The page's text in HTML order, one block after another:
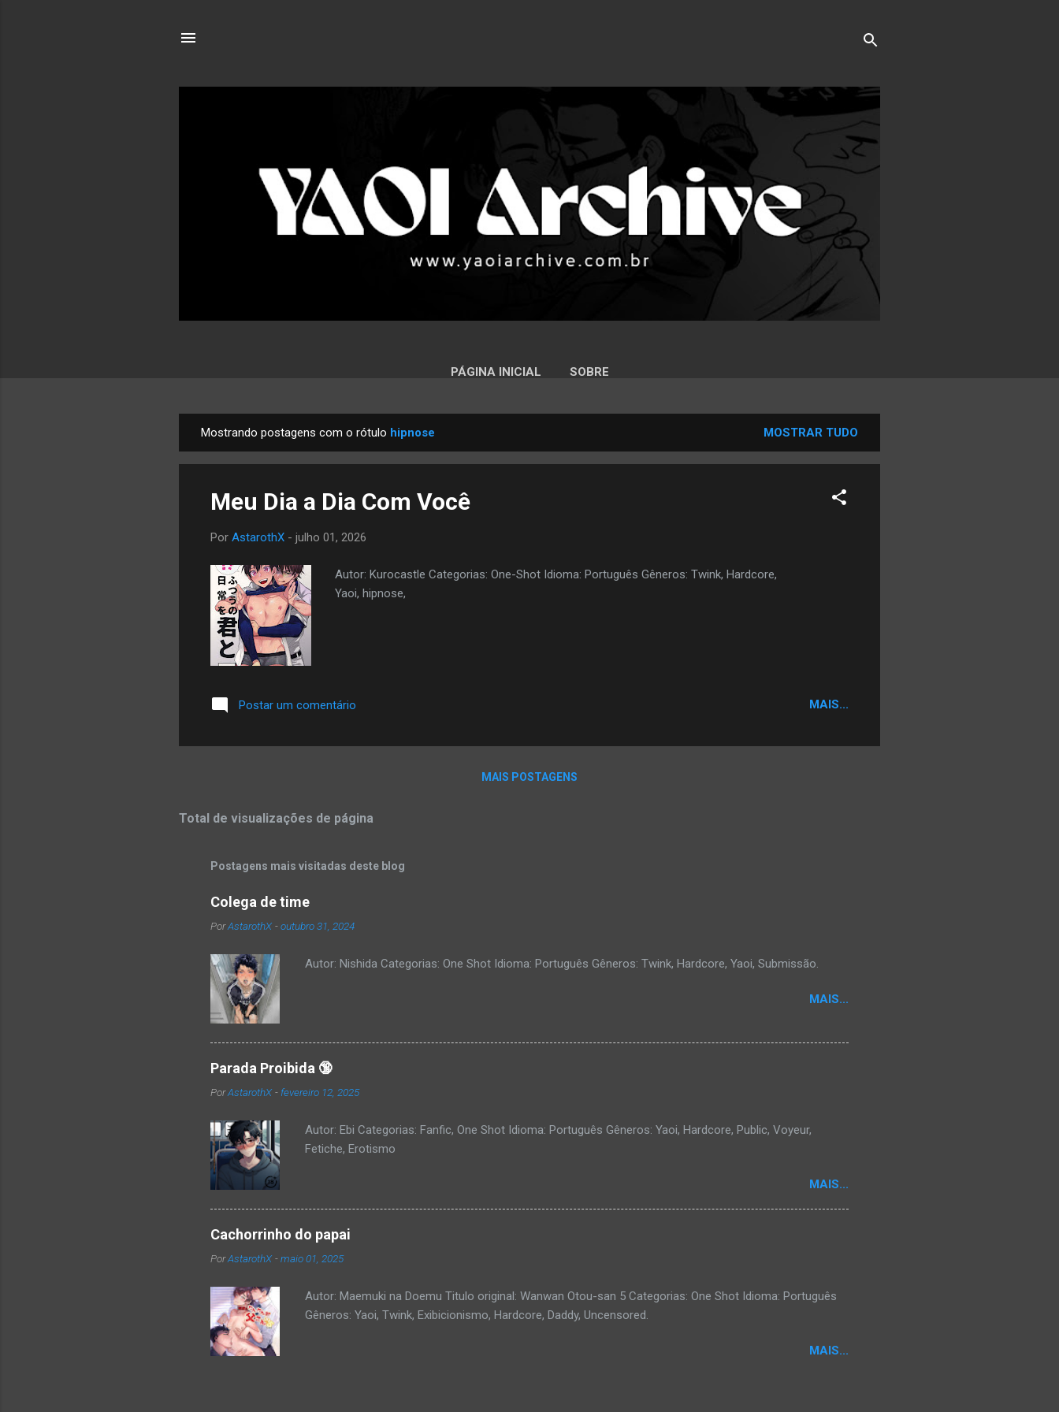
PÁGINA INICIAL SOBRE
o
Mostrando postagens com o rótulo hipnose MOSTRAR TUDO
Meu Dia a Dia Com Você
Por AstarothX - julho 01, 2026
Autor: Kurocastle Categorias: One-Shot Idioma: Português Gêneros: Twink, Hardcore,
Yaoi, hipnose,
Postar um comentário MAIS...
MAIS POSTAGENS
Total de visualizações de página
Postagens mais visitadas deste blog
Colega de time
PorAstarothX -outubro 31, 2024
Autor: Nishida Categorias: One Shot Idioma: Português Gêneros: Twink, Hardcore, Yaoi, Submissão.
MAIS...
Parada Proibida 🔞
PorAstarothX - fevereiro 12, 2025
Autor: Ebi Categorias: Fanfic, One Shot Idioma: Português Gêneros: Yaoi, Hardcore, Public, Voyeur,
Fetiche, Erotismo
MAIS...
Cachorrinho do papai
PorAstarothX -maio 01, 2025
Autor: Maemuki na Doemu Titulo original: Wanwan Otou-san 5 Categorias: One Shot Idioma: Português
Gêneros: Yaoi, Twink, Exibicionismo, Hardcore, Daddy, Uncensored.
MAIS...